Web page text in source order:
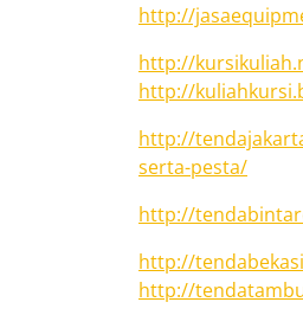
http://
http://
http://
http://
serta-pesta/
http://
http://
http://